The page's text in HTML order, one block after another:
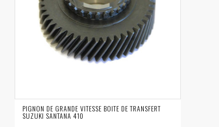
PIGNON DE GRANDE VITESSE BOITE DE TRANSFERT
SUZUKI SANTANA 410